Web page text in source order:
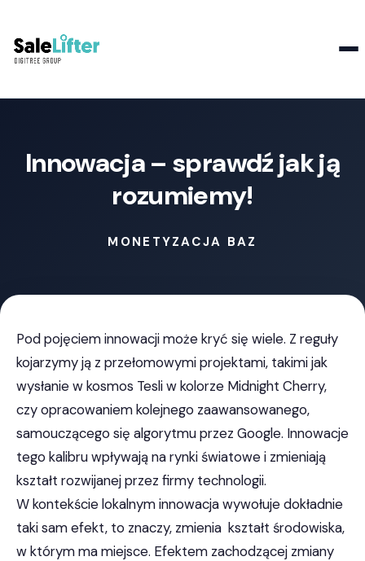
Innowacja – sprawdź jak ją
rozumiemy!
MONETYZACJA BAZ
Pod pojęciem innowacji może kryć się wiele. Z reguły
kojarzymy ją z przełomowymi projektami, takimi jak
wysłanie w kosmos Tesli w kolorze Midnight Cherry,
czy opracowaniem kolejnego zaawansowanego,
samouczącego się algorytmu przez Google. Innowacje
tego kalibru wpływają na rynki światowe i zmieniają
kształt rozwijanej przez firmy technologii.
W kontekście lokalnym innowacja wywołuje dokładnie
taki sam efekt, to znaczy, zmienia kształt środowiska,
w którym ma miejsce. Efektem zachodzącej zmiany